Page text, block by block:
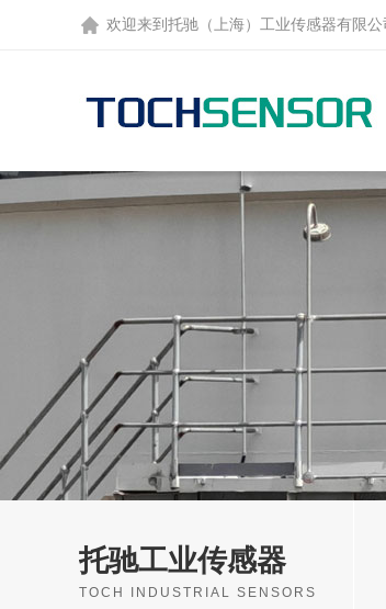
欢迎来到托驰（上海）工业传感器有限公
托驰工业传感器
TOCH INDUSTRIAL SENSORS